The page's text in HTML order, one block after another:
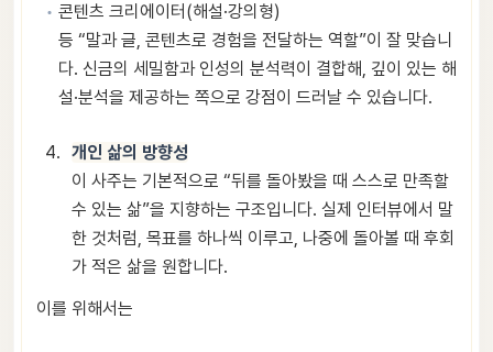
콘텐츠 크리에이터(해설·강의형)
등 “말과 글, 콘텐츠로 경험을 전달하는 역할”이 잘 맞습니
다. 신금의 세밀함과 인성의 분석력이 결합해, 깊이 있는 해
설·분석을 제공하는 쪽으로 강점이 드러날 수 있습니다.
개인 삶의 방향성
이 사주는 기본적으로 “뒤를 돌아봤을 때 스스로 만족할
수 있는 삶”을 지향하는 구조입니다. 실제 인터뷰에서 말
한 것처럼, 목표를 하나씩 이루고, 나중에 돌아볼 때 후회
가 적은 삶을 원합니다.
이를 위해서는